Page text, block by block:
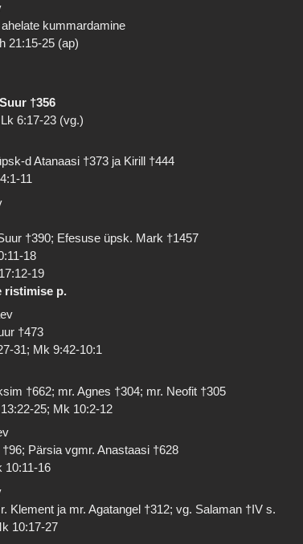
kummardamine
21:15-25 (ap)
†356
6:17-23 (vg.)
d Atanaasi †373 ja Kirill †444
11
†390; Efesuse üpsk. Mark †1457
18
19
ristimise p.
†473
31; Mk 9:42-10:1
†662; mr. Agnes †304; mr. Neofit †305
25; Mk 10:2-12
Pärsia vgmr. Anastaasi †628
10:11-16
Klement ja mr. Agatangel †312; vg. Salaman †IV s.
10:17-27